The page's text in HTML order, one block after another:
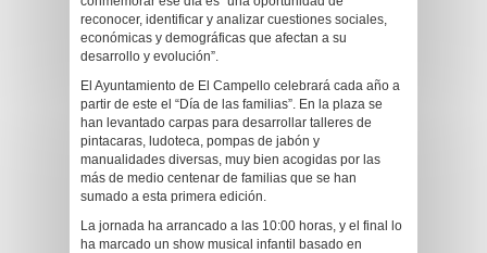
reconocer, identificar y analizar cuestiones sociales,
económicas y demográficas que afectan a su
desarrollo y evolución”.
El Ayuntamiento de El Campello celebrará cada año a
partir de este el “Día de las familias”. En la plaza se
han levantado carpas para desarrollar talleres de
pintacaras, ludoteca, pompas de jabón y
manualidades diversas, muy bien acogidas por las
más de medio centenar de familias que se han
sumado a esta primera edición.
La jornada ha arrancado a las 10:00 horas, y el final lo
ha marcado un show musical infantil basado en